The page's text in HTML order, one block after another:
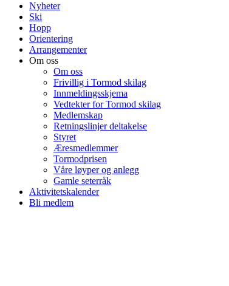
Nyheter
Ski
Hopp
Orientering
Arrangementer
Om oss
Om oss
Frivillig i Tormod skilag
Innmeldingsskjema
Vedtekter for Tormod skilag
Medlemskap
Retningslinjer deltakelse
Styret
Æresmedlemmer
Tormodprisen
Våre løyper og anlegg
Gamle seterråk
Aktivitetskalender
Bli medlem